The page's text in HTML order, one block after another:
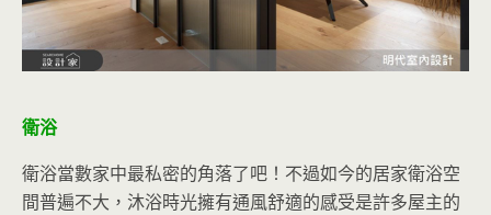
衛浴
衛浴當數家中最私密的角落了吧！不過如今的居家衛浴空
間普遍不大，沐浴時光擁有通風舒適的感受是許多屋主的